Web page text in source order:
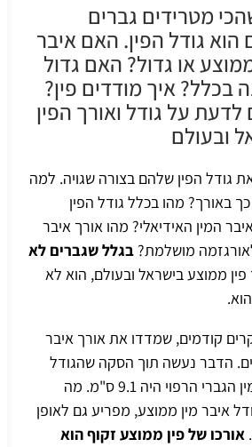
מטרידים גברים
הוא גודל הפין. האם איבר
או גדול? האם גדול
בכלל? איך מודדים פין?
על גודל ואורך הפין
ובעולם
גודל הפין שלהם בצורה שגויה. למה
באורך? מהו בכלל גודל הפין
המין האידיאלי? מהו אורך איבר
מושלמת? בגלל שגברים לא
פין ממוצע בישראל ובעולם, הוא לא
בחנו 17 מחקרים קודמים, שמדדו את אורך איבר
15,521 גברים. הדבר נעשה תוך הסקה שהגודל
הממוצע של איבר המין הגברי הרפוי היה 9.1 ס"מ. מה
איבר מין ממוצע, מפריע גם לאופן
אורכו של פין ממוצע זקוף הוא